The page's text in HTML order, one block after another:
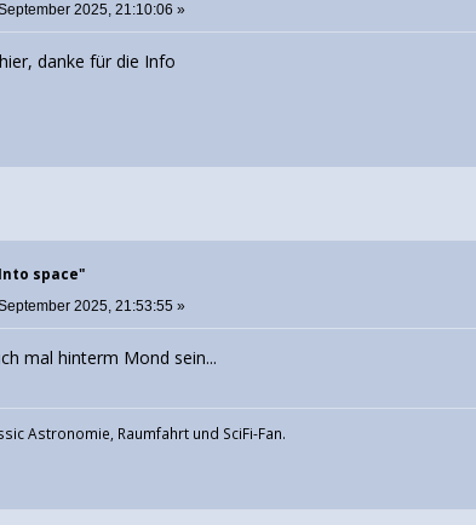
2025, 21:10:06 »
danke für die Info
space"
2025, 21:53:55 »
mal hinterm Mond sein...
Astronomie, Raumfahrt und SciFi-Fan.